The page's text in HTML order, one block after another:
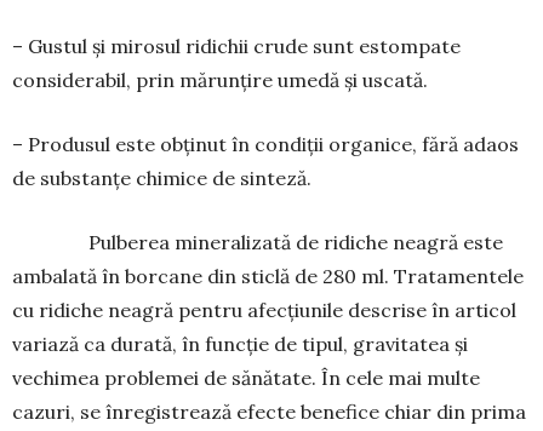
– Gustul și mirosul ridichii crude sunt estom­pate
considerabil, prin mărunțire umedă și uscată.
– Produsul este obținut în condiții organice, fără adaos
de substanțe chimice de sinteză.
Pulberea mineralizată de ridiche neagră este
ambalată în borcane din sticlă de 280 ml. Tra­ta­mentele
cu ridiche neagră pentru afecțiunile descrise în articol
variază ca durată, în funcție de ti­pul, gravitatea și
vechimea proble­mei de sănă­tate. În cele mai multe
cazuri, se înregistrează efecte bene­fice chiar din prima